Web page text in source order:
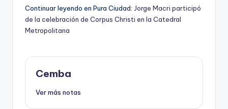
Continuar leyendo en Pura Ciudad: Jorge Macri participó
de la celebración de Corpus Christi en la Catedral
Metropolitana
Cemba
Ver más notas